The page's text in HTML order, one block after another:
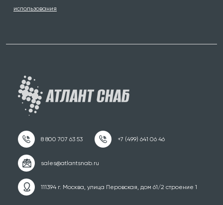
использования
111394 г. Москва, улица Перовская, дом 61/2 строение 1